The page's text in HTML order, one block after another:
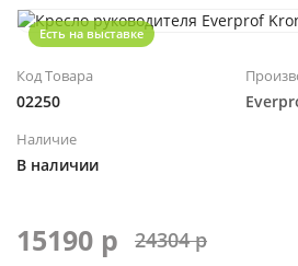
Есть на выставке
Код Товара
02250
Наличие
В наличии
15190 р 24304 р